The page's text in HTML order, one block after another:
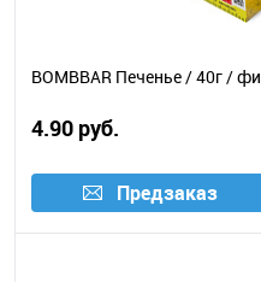
BOMBBAR Печенье / 40г /
4.90 руб.
Предзаказ